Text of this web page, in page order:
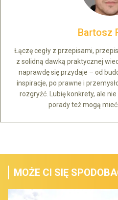
Bartosz
Łączę cegły z przepisami,
z solidną dawką praktycznej
naprawdę się przydaje – od
inspiracje, po prawne i
rozgryźć. Lubię konkrety, ale
porady też mogą
MOŻE CI SIĘ